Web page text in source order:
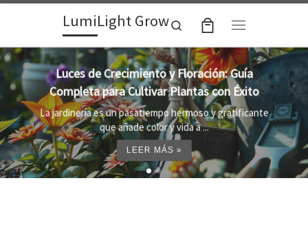
Skip to contentLumiLight Grow
Search
Lámparas para indoor: la clave para un
crecimiento óptimo de tus plantas
Al cultivar plantas en el interior, es importante
proporcionar el entorno adecuado ...
LEER MÁS »